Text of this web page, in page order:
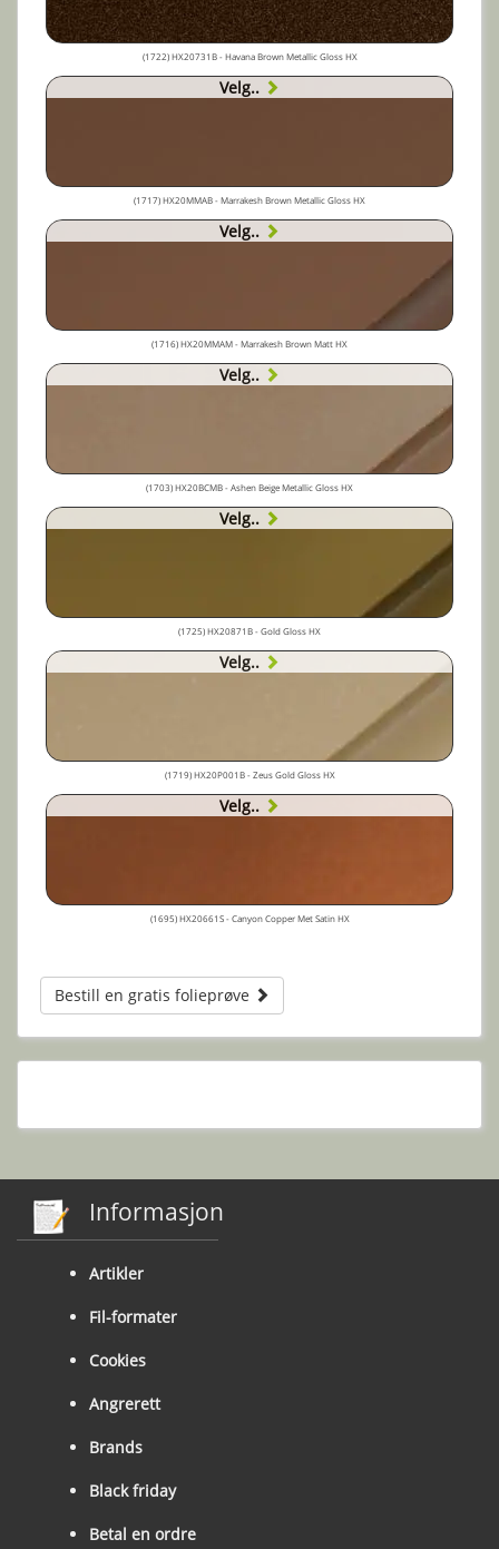
(1722) HX20731B - Havana Brown Metallic Gloss HX
Velg..
(1717) HX20MMAB - Marrakesh Brown Metallic Gloss HX
Velg..
(1716) HX20MMAM - Marrakesh Brown Matt HX
Velg..
(1703) HX20BCMB - Ashen Beige Metallic Gloss HX
Velg..
(1725) HX20871B - Gold Gloss HX
Velg..
(1719) HX20P001B - Zeus Gold Gloss HX
Velg..
(1695) HX20661S - Canyon Copper Met Satin HX
Bestill en gratis folieprøve
Informasjon
Artikler
Fil-formater
Cookies
Angrerett
Brands
Black friday
Betal en ordre